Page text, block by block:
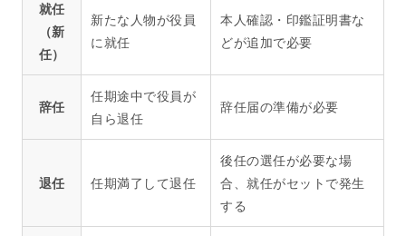
就任
（新
任）
新たな人物が役員
に就任
本人確認・印鑑証明書な
どが追加で必要
辞任
任期途中で役員が
自ら退任
辞任届の準備が必要
退任 任期満了して退任
後任の選任が必要な場
合、就任がセットで発生
する